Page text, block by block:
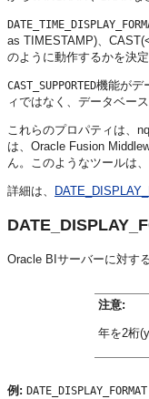
as TIMESTAMP)、
のように動作するかを決定
CAST_SUPPORTED機能がデ
ィではなく、データベー
これらのプロパティは、
は、 Oracle Fusion
ん。このようなツールは
詳細は、
Oracle BIサーバーに対す
注意:
年を2桁
例: